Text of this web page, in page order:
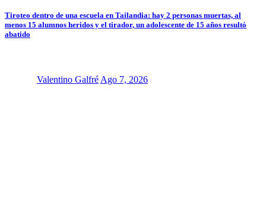
Tiroteo dentro de una escuela en Tailandia: hay 2 personas muertas, al
menos 15 alumnos heridos y el tirador, un adolescente de 15 años resultó
abatido
Valentino Galfré Ago 7, 2026